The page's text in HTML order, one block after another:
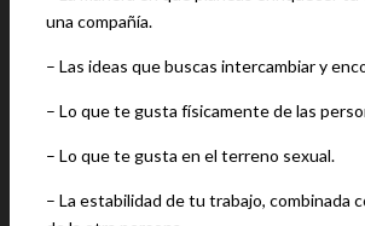
una compañía.
– Las ideas que buscas intercambiar y
– Lo que te gusta físicamente de las
– Lo que te gusta en el terreno sexual.
– La estabilidad de tu trabajo, combinada